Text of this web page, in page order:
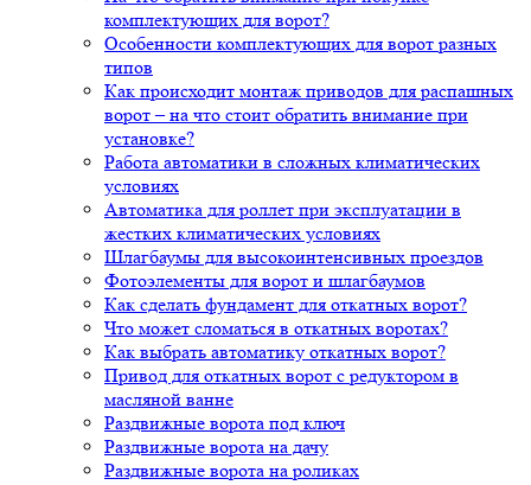
комплектующих для ворот?
Особенности комплектующих для ворот разных
типов
Как происходит монтаж приводов для распашных
ворот – на что стоит обратить внимание при
установке?
Работа автоматики в сложных климатических
условиях
Автоматика для роллет при эксплуатации в
жестких климатических условиях
Шлагбаумы для высокоинтенсивных проездов
Фотоэлементы для ворот и шлагбаумов
Как сделать фундамент для откатных ворот?
Что может сломаться в откатных воротах?
Как выбрать автоматику откатных ворот?
Привод для откатных ворот с редуктором в
масляной ванне
Раздвижные ворота под ключ
Раздвижные ворота на дачу
Раздвижные ворота на роликах